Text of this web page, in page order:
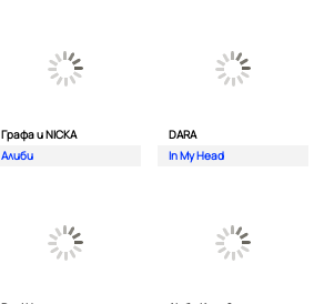
Графа и NICKA
Алиби
DARA
In My Head